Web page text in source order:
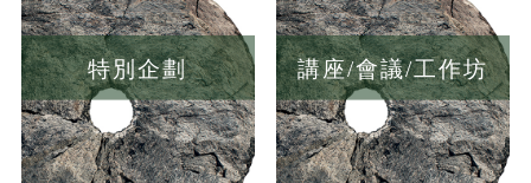
特別企劃 講座/會議/工作坊